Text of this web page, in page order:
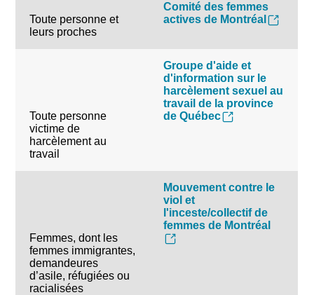
Toute personne et
leurs proches
Comité des femmes
actives de Montréal
Toute personne
victime de
harcèlement au
travail
Groupe d'aide et
d'information sur le
harcèlement sexuel au
travail de la province
de Québec
Femmes, dont les
femmes immigrantes,
demandeures
d’asile, réfugiées ou
racialisées
Mouvement contre le
viol et
l'inceste/collectif de
femmes de Montréal